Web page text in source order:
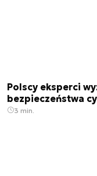
Polscy eksperci
bezpieczeństwa
3 min.